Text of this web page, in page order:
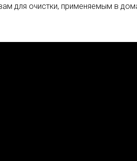
для очистки, применяемым в